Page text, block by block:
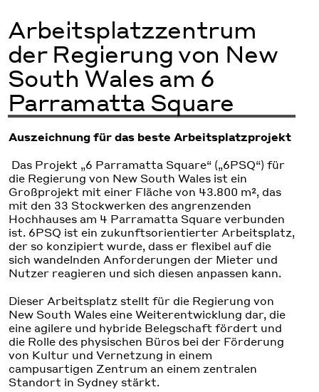
Arbeitsplatzzentrum
der Regierung von New
South Wales am 6
Parramatta Square
Auszeichnung für das beste Arbeitsplatzprojekt
Das Projekt „6 Parramatta Square“ („6PSQ“) für
die Regierung von New South Wales ist ein
Großprojekt mit einer Fläche von 43.800 m², das
mit den 33 Stockwerken des angrenzenden
Hochhauses am 4 Parramatta Square verbunden
ist. 6PSQ ist ein zukunftsorientierter Arbeitsplatz,
der so konzipiert wurde, dass er flexibel auf die
sich wandelnden Anforderungen der Mieter und
Nutzer reagieren und sich diesen anpassen kann.
Dieser Arbeitsplatz stellt für die Regierung von
New South Wales eine Weiterentwicklung dar, die
eine agilere und hybride Belegschaft fördert und
die Rolle des physischen Büros bei der Förderung
von Kultur und Vernetzung in einem
campusartigen Zentrum an einem zentralen
Standort in Sydney stärkt.